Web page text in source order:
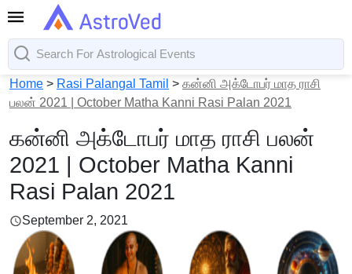
Home > Rasi Palangal Tamil > கன்னி அக்டோபர் மாத ராசி
பலன் 2021 | October Matha Kanni Rasi Palan 2021
கன்னி அக்டோபர் மாத ராசி பலன்
2021 | October Matha Kanni
Rasi Palan 2021
September 2, 2021